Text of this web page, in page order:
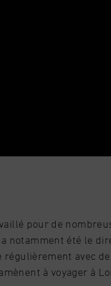
pour de
notamment été le
régulièrement avec
à voyager à